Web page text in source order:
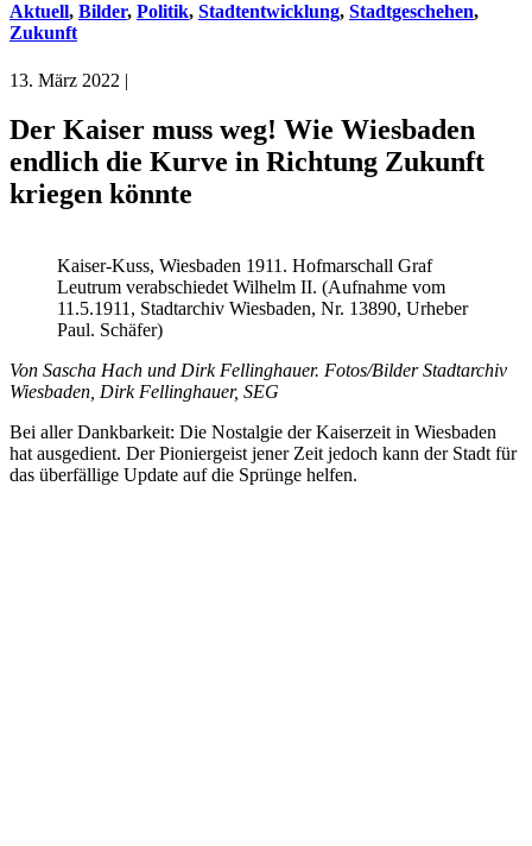
Aktuell, Bilder, Politik, Stadtentwicklung, Stadtgeschehen,
Zukunft
13. März 2022 |
Der Kaiser muss weg! Wie Wiesbaden
endlich die Kurve in Richtung Zukunft
kriegen könnte
Kaiser-Kuss, Wiesbaden 1911. Hofmarschall Graf
Leutrum verabschiedet Wilhelm II. (Aufnahme vom
11.5.1911, Stadtarchiv Wiesbaden, Nr. 13890, Urheber
Paul. Schäfer)
Von Sascha Hach und Dirk Fellinghauer. Fotos/Bilder Stadtarchiv
Wiesbaden, Dirk Fellinghauer, SEG
Bei aller Dankbarkeit: Die Nostalgie der Kaiserzeit in Wiesbaden
hat ausgedient. Der Pioniergeist jener Zeit jedoch kann der Stadt für
das überfällige Update auf die Sprünge helfen.